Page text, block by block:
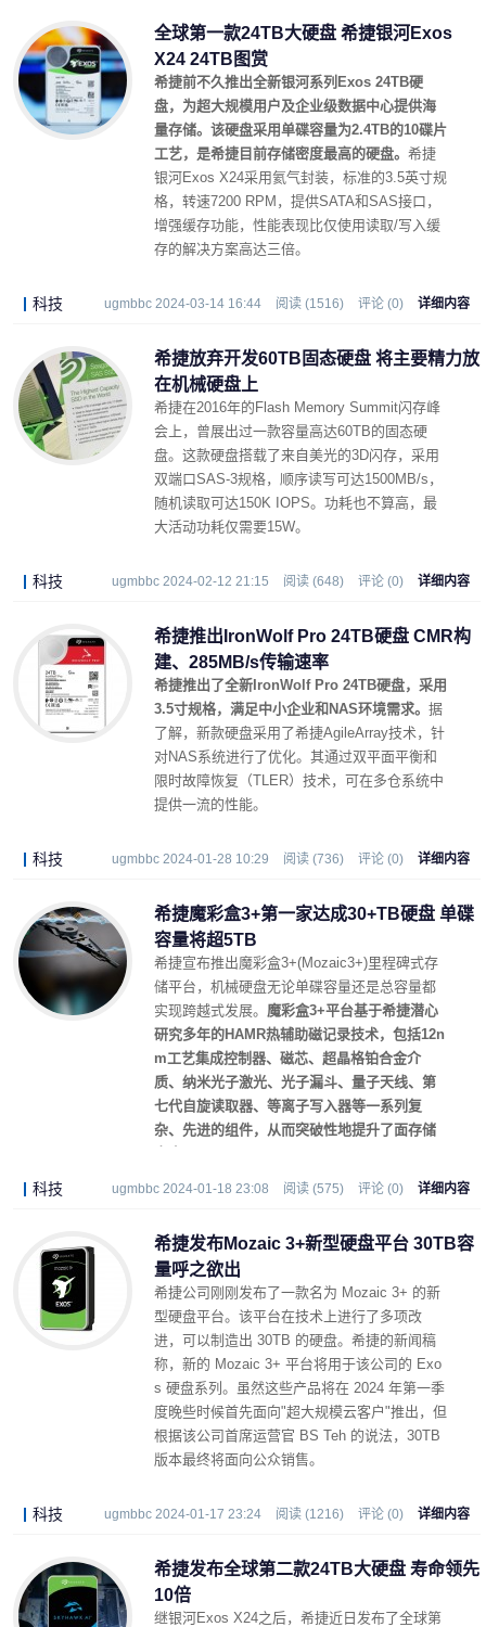
全球第一款24TB大硬盘 希捷银河Exos
X24 24TB图赏
希捷前不久推出全新银河系列Exos 24TB硬
盘，为超大规模用户及企业级数据中心提供海
量存储。该硬盘采用单碟容量为2.4TB的10碟片
工艺，是希捷目前存储密度最高的硬盘。 希捷
银河Exos X24采用氦气封装，标准的3.5英寸规
格，转速7200 RPM，提供SATA和SAS接口，
增强缓存功能，性能表现比仅使用读取/写入缓
存的解决方案高达三倍。
科技 ugmbbc 2024-03-14 16:44 阅读 (1516) 评论 (0) 详细内容
希捷放弃开发60TB固态硬盘 将主要精力放
在机械硬盘上
希捷在2016年的Flash Memory Summit闪存峰
会上，曾展出过一款容量高达60TB的固态硬
盘。这款硬盘搭载了来自美光的3D闪存，采用
双端口SAS-3规格，顺序读写可达1500MB/s，
随机读取可达150K IOPS。功耗也不算高，最
大活动功耗仅需要15W。
科技 ugmbbc 2024-02-12 21:15 阅读 (648) 评论 (0) 详细内容
希捷推出IronWolf Pro 24TB硬盘 CMR构
建、285MB/s传输速率
希捷推出了全新IronWolf Pro 24TB硬盘，采用
3.5寸规格，满足中小企业和NAS环境需求。 据
了解，新款硬盘采用了希捷AgileArray技术，针
对NAS系统进行了优化。其通过双平面平衡和
限时故障恢复（TLER）技术，可在多仓系统中
提供一流的性能。
科技 ugmbbc 2024-01-28 10:29 阅读 (736) 评论 (0) 详细内容
希捷魔彩盒3+第一家达成30+TB硬盘 单碟
容量将超5TB
希捷宣布推出魔彩盒3+(Mozaic3+)里程碑式存
储平台，机械硬盘无论单碟容量还是总容量都
实现跨越式发展。 魔彩盒3+平台基于希捷潜心
研究多年的HAMR热辅助磁记录技术，包括12n
m工艺集成控制器、磁芯、超晶格铂合金介
质、纳米光子激光、光子漏斗、量子天线、第
七代自旋读取器、等离子写入器等一系列复
杂、先进的组件，从而突破性地提升了面存储
科技 ugmbbc 2024-01-18 23:08 阅读 (575) 评论 (0) 详细内容
希捷发布Mozaic 3+新型硬盘平台 30TB容
量呼之欲出
希捷公司刚刚发布了一款名为 Mozaic 3+ 的新
型硬盘平台。该平台在技术上进行了多项改
进，可以制造出 30TB 的硬盘。希捷的新闻稿
称，新的 Mozaic 3+ 平台将用于该公司的 Exo
s 硬盘系列。虽然这些产品将在 2024 年第一季
度晚些时候首先面向"超大规模云客户"推出，但
根据该公司首席运营官 BS Teh 的说法，30TB
版本最终将面向公众销售。
科技 ugmbbc 2024-01-17 23:24 阅读 (1216) 评论 (0) 详细内容
希捷发布全球第二款24TB大硬盘 寿命领先
10倍
继银河Exos X24之后，希捷近日发布了全球第